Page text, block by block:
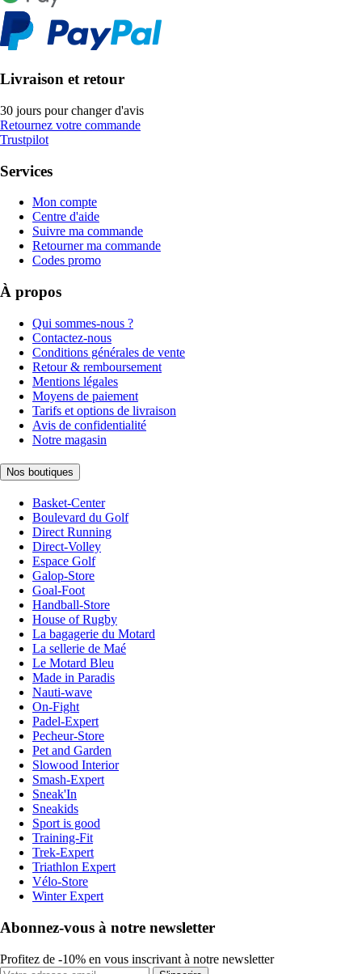
Livraison et retour
30 jours pour changer d'avis
Retournez votre commande
Trustpilot
Services
Mon compte
Centre d'aide
Suivre ma commande
Retourner ma commande
Codes promo
À propos
Qui sommes-nous ?
Contactez-nous
Conditions générales de vente
Retour & remboursement
Mentions légales
Moyens de paiement
Tarifs et options de livraison
Avis de confidentialité
Notre magasin
Nos boutiques
Basket-Center
Boulevard du Golf
Direct Running
Direct-Volley
Espace Golf
Galop-Store
Goal-Foot
Handball-Store
House of Rugby
La bagagerie du Motard
La sellerie de Maé
Le Motard Bleu
Made in Paradis
Nauti-wave
On-Fight
Padel-Expert
Pecheur-Store
Pet and Garden
Slowood Interior
Smash-Expert
Sneak'In
Sneakids
Sport is good
Training-Fit
Trek-Expert
Triathlon Expert
Vélo-Store
Winter Expert
Abonnez-vous à notre newsletter
Profitez de -10% en vous inscrivant à notre newsletter